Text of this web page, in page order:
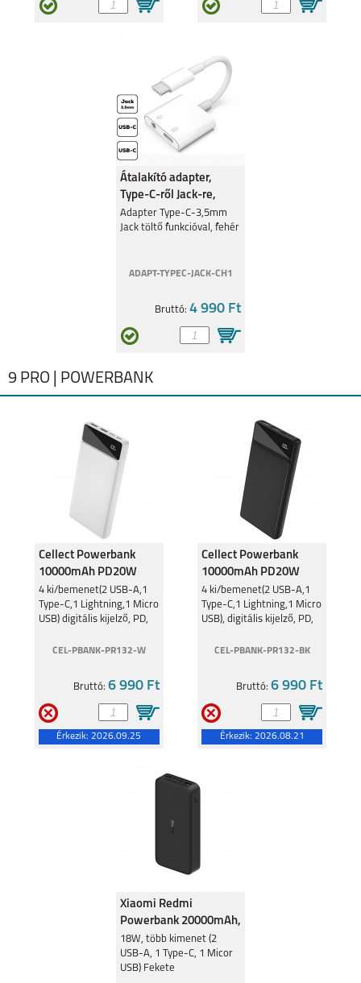
Átalakító adapter,
Type-C-ről Jack-re,
Fehér
Adapter Type-C-3,5mm
Jack töltő funkcióval, fehér
ADAPT-TYPEC-JACK-CH1
Bruttó: 4 990 Ft
9 PRO | POWERBANK
Cellect Powerbank
10000mAh PD20W
Fehér PR132
10000mAh
4 ki/bemenet(2 USB-A,1
Type-C,1 Lightning,1 Micro
USB) digitális kijelző, PD,
CEL-PBANK-PR132-W
Bruttó: 6 990 Ft
Érkezik:2026.09.25
Cellect Powerbank
10000mAh PD20W
Fekete PR132
10000mAh
4 ki/bemenet(2 USB-A,1
Type-C,1 Lightning,1 Micro
USB), digitális kijelző, PD,
CEL-PBANK-PR132-BK
Bruttó:6 990 Ft
Érkezik: 2026.08.21
Xiaomi Redmi
Powerbank 20000mAh,
18W, Fekete
18W, több kimenet (2
USB-A, 1 Type-C, 1 Micor
USB) Fekete